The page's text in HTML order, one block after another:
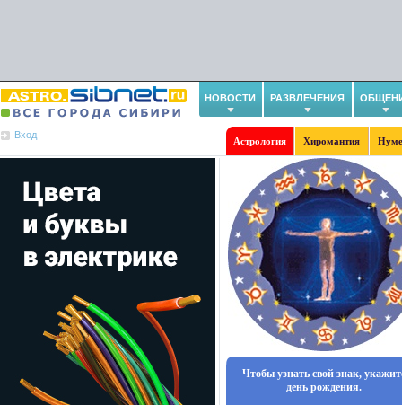
НОВОСТИ РАЗВЛЕЧЕНИЯ
Вход
Астрология Хиромантия
Чтобы узнать свой знак,
день рождения.